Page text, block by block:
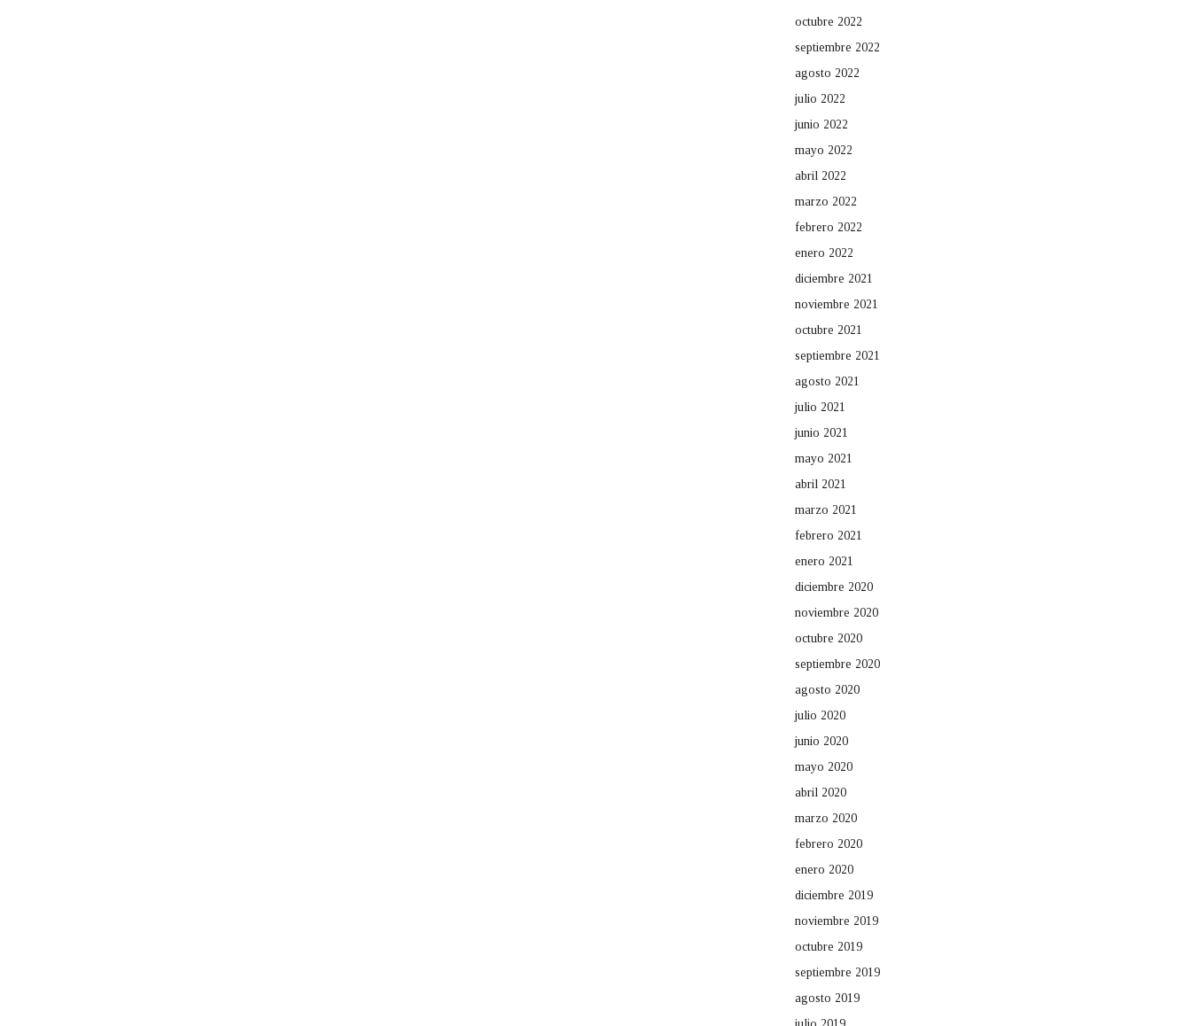
octubre 2022
septiembre 2022
agosto 2022
julio 2022
junio 2022
mayo 2022
abril 2022
marzo 2022
febrero 2022
enero 2022
diciembre 2021
noviembre 2021
octubre 2021
septiembre 2021
agosto 2021
julio 2021
junio 2021
mayo 2021
abril 2021
marzo 2021
febrero 2021
enero 2021
diciembre 2020
noviembre 2020
octubre 2020
septiembre 2020
agosto 2020
julio 2020
junio 2020
mayo 2020
abril 2020
marzo 2020
febrero 2020
enero 2020
diciembre 2019
noviembre 2019
octubre 2019
septiembre 2019
agosto 2019